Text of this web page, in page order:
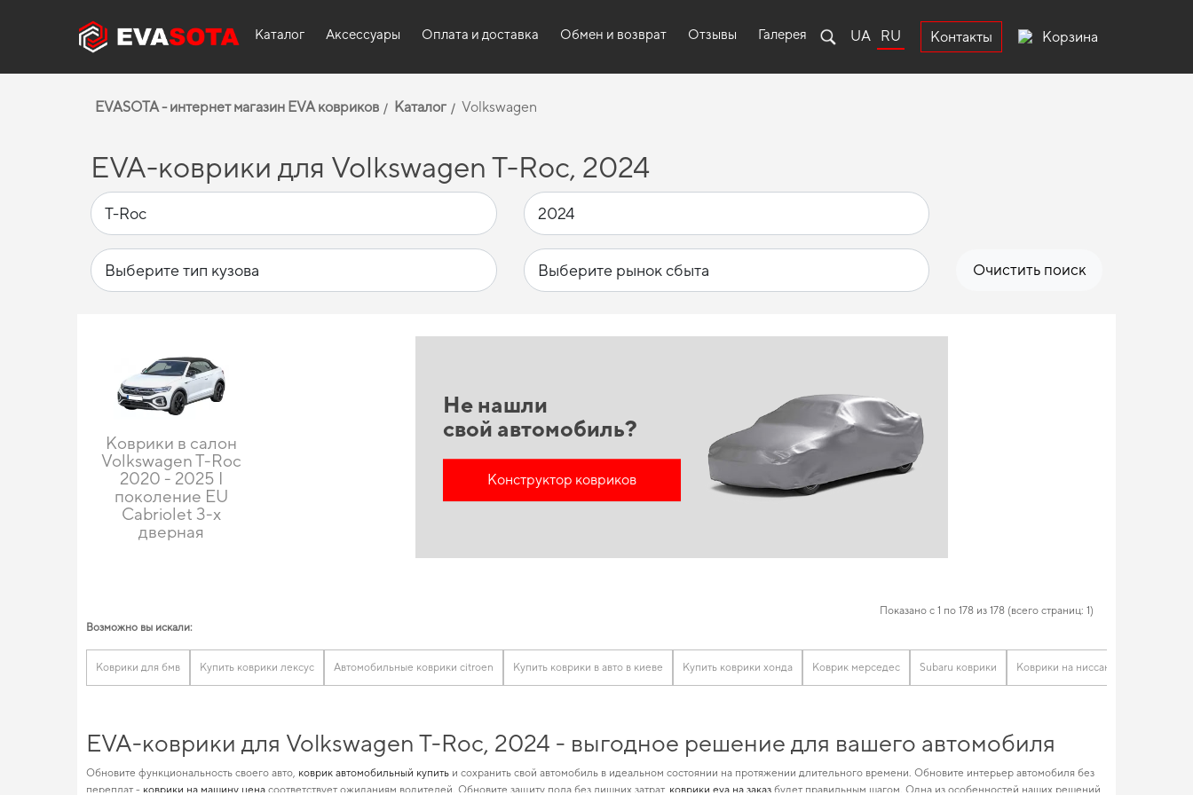
Каталог Аксессуары Оплата и доставка Обмен и возврат Отзывы Галерея UA RU Контакты Корзина
EVASOTA - интернет магазин EVA ковриков Каталог Volkswagen
EVA-коврики для Volkswagen T-Roc, 2024
Очистить поиск
Коврики в салон
Volkswagen T-Roc
2020 - 2025 I
поколение EU
Cabriolet 3-х
дверная
Не нашли
свой автомобиль?
Конструктор ковриков
Показано с 1 по 178 из 178 (всего страниц: 1)
Возможно вы искали:
Коврики для бмв Купить коврики лексус Автомобильные коврики citroen Купить коврики в авто в киеве Купить коврики хонда Коврик мерседес Subaru коврики Коврики на ниссан
EVA-коврики для Volkswagen T-Roc, 2024 - выгодное решение для вашего автомобиля
Обновите функциональность своего авто, коврик автомобильный купить и сохранить свой автомобиль в идеальном состоянии на протяжении длительного времени. Обновите интерьер автомобиля без
переплат - коврики на машину цена соответствует ожиданиям водителей. Обновите защиту пола без лишних затрат, коврики eva на заказ будет правильным шагом. Одна из особенностей наших решений